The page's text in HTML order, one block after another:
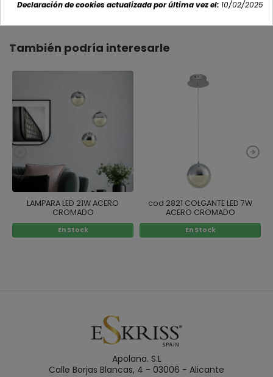
También podría interesarle
LAMPARA LED 21W ACERO
CROMADO
En Stock
cod 2821 COLGANTE LED 7W
ACERO CROMADO
En Stock
Apolana. S.L
Calle Borjas Blancas, 4 - 03006 - Alicante
Declaración de cookies actualizada por última vez el: 10/02/2025